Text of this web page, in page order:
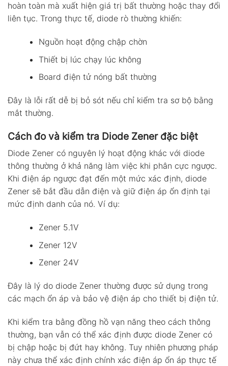
hoàn toàn mà xuất hiện giá trị bất thường hoặc thay đổi
liên tục. Trong thực tế, diode rò thường khiến:
Nguồn hoạt động chập chờn
Thiết bị lúc chạy lúc không
Board điện tử nóng bất thường
Đây là lỗi rất dễ bị bỏ sót nếu chỉ kiểm tra sơ bộ bằng
mắt thường.
Cách đo và kiểm tra Diode Zener đặc biệt
Diode Zener có nguyên lý hoạt động khác với diode
thông thường ở khả năng làm việc khi phân cực ngược.
Khi điện áp ngược đạt đến một mức xác định, diode
Zener sẽ bắt đầu dẫn điện và giữ điện áp ổn định tại
mức định danh của nó. Ví dụ:
Zener 5.1V
Zener 12V
Zener 24V
Đây là lý do diode Zener thường được sử dụng trong
các mạch ổn áp và bảo vệ điện áp cho thiết bị điện tử.
Khi kiểm tra bằng đồng hồ vạn năng theo cách thông
thường, bạn vẫn có thể xác định được diode Zener có
bị chập hoặc bị đứt hay không. Tuy nhiên phương pháp
này chưa thể xác định chính xác điện áp ổn áp thực tế